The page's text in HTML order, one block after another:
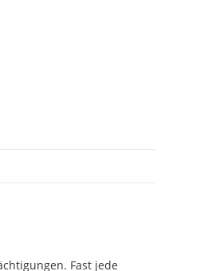
Fast jede